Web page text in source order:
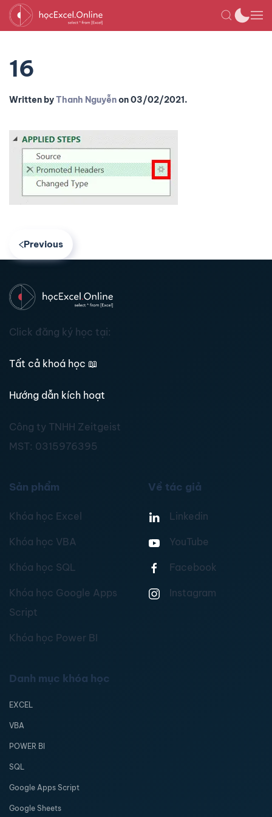
16
Written byThanh Nguyễnon03/02/2021.
Previous
Click đăng ký học tại:
Tất cả khoá học 📖
Hướng dẫn kích hoạt
Công ty TNHH Zeitgeist
MST: 0315976395
Sản phẩm
Khóa học Excel
Khóa học VBA
Khóa học SQL
Khóa học Google Apps
Script
Khóa học Power BI
Về tác giả
Linkedin
YouTube
Facebook
Instagram
Danh mục khóa học
EXCEL
VBA
POWER BI
SQL
Google Apps Script
Google Sheets